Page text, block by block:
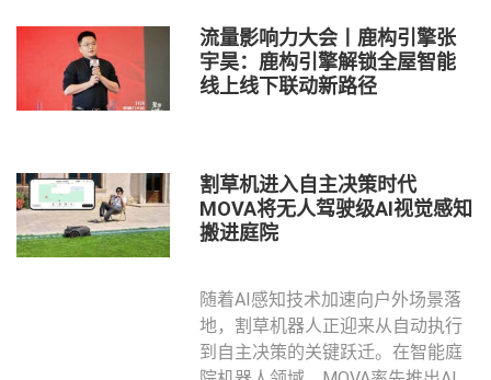
流量影响力大会丨鹿构引擎张
宇昊：鹿构引擎解锁全屋智能
线上线下联动新路径
割草机进入自主决策时代
MOVA将无人驾驶级AI视觉感知
搬进庭院
随着AI感知技术加速向户外场景落
地，割草机器人正迎来从自动执行
到自主决策的关键跃迁。在智能庭